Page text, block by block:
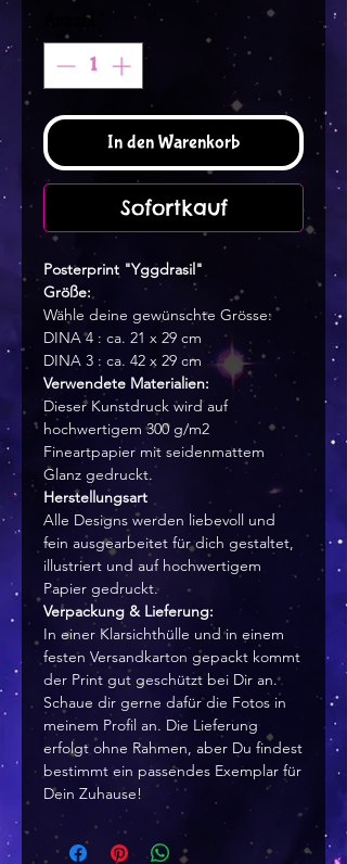
Anzahl
In den Warenkorb
Sofortkauf
Posterprint "Yggdrasil"
Größe:
Wähle deine gewünschte Grösse:
DINA 4 : ca. 21 x 29 cm
DINA 3 : ca. 42 x 29 cm
Verwendete Materialien:
Dieser Kunstdruck wird auf
hochwertigem 300 g/m2
Fineartpapier mit seidenmattem
Glanz gedruckt.
Herstellungsart
Alle Designs werden liebevoll und
fein ausgearbeitet für dich gestaltet,
illustriert und auf hochwertigem
Papier gedruckt.
Verpackung & Lieferung:
In einer Klarsichthülle und in einem
festen Versandkarton gepackt kommt
der Print gut geschützt bei Dir an.
Schaue dir gerne dafür die Fotos in
meinem Profil an. Die Lieferung
erfolgt ohne Rahmen, aber Du findest
bestimmt ein passendes Exemplar für
Dein Zuhause!